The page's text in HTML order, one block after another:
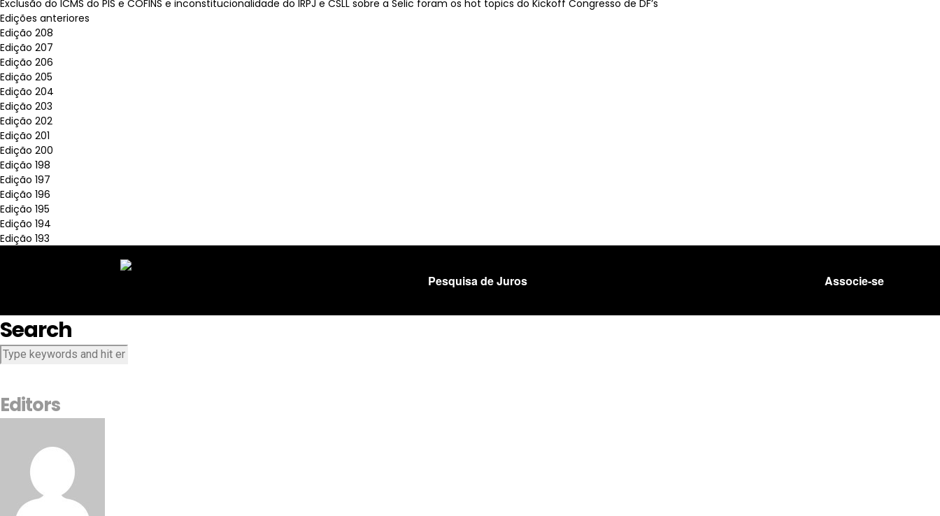
Exclusão do ICMS do PIS e COFINS e inconstitucionalidade do IRPJ e CSLL sobre a Selic foram os hot topics do Kickoff Congresso de DF’s
Edições anteriores
Edição 208
Edição 207
Edição 206
Edição 205
Edição 204
Edição 203
Edição 202
Edição 201
Edição 200
Edição 198
Edição 197
Edição 196
Edição 195
Edição 194
Edição 193
Pesquisa de Juros Associe-se
Search
Editors